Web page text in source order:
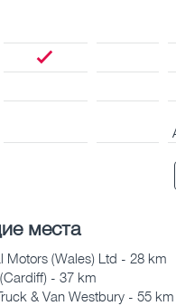
места
Motors (Wales) Ltd - 28 km
- 37 km
& Van Westbury - 55 km